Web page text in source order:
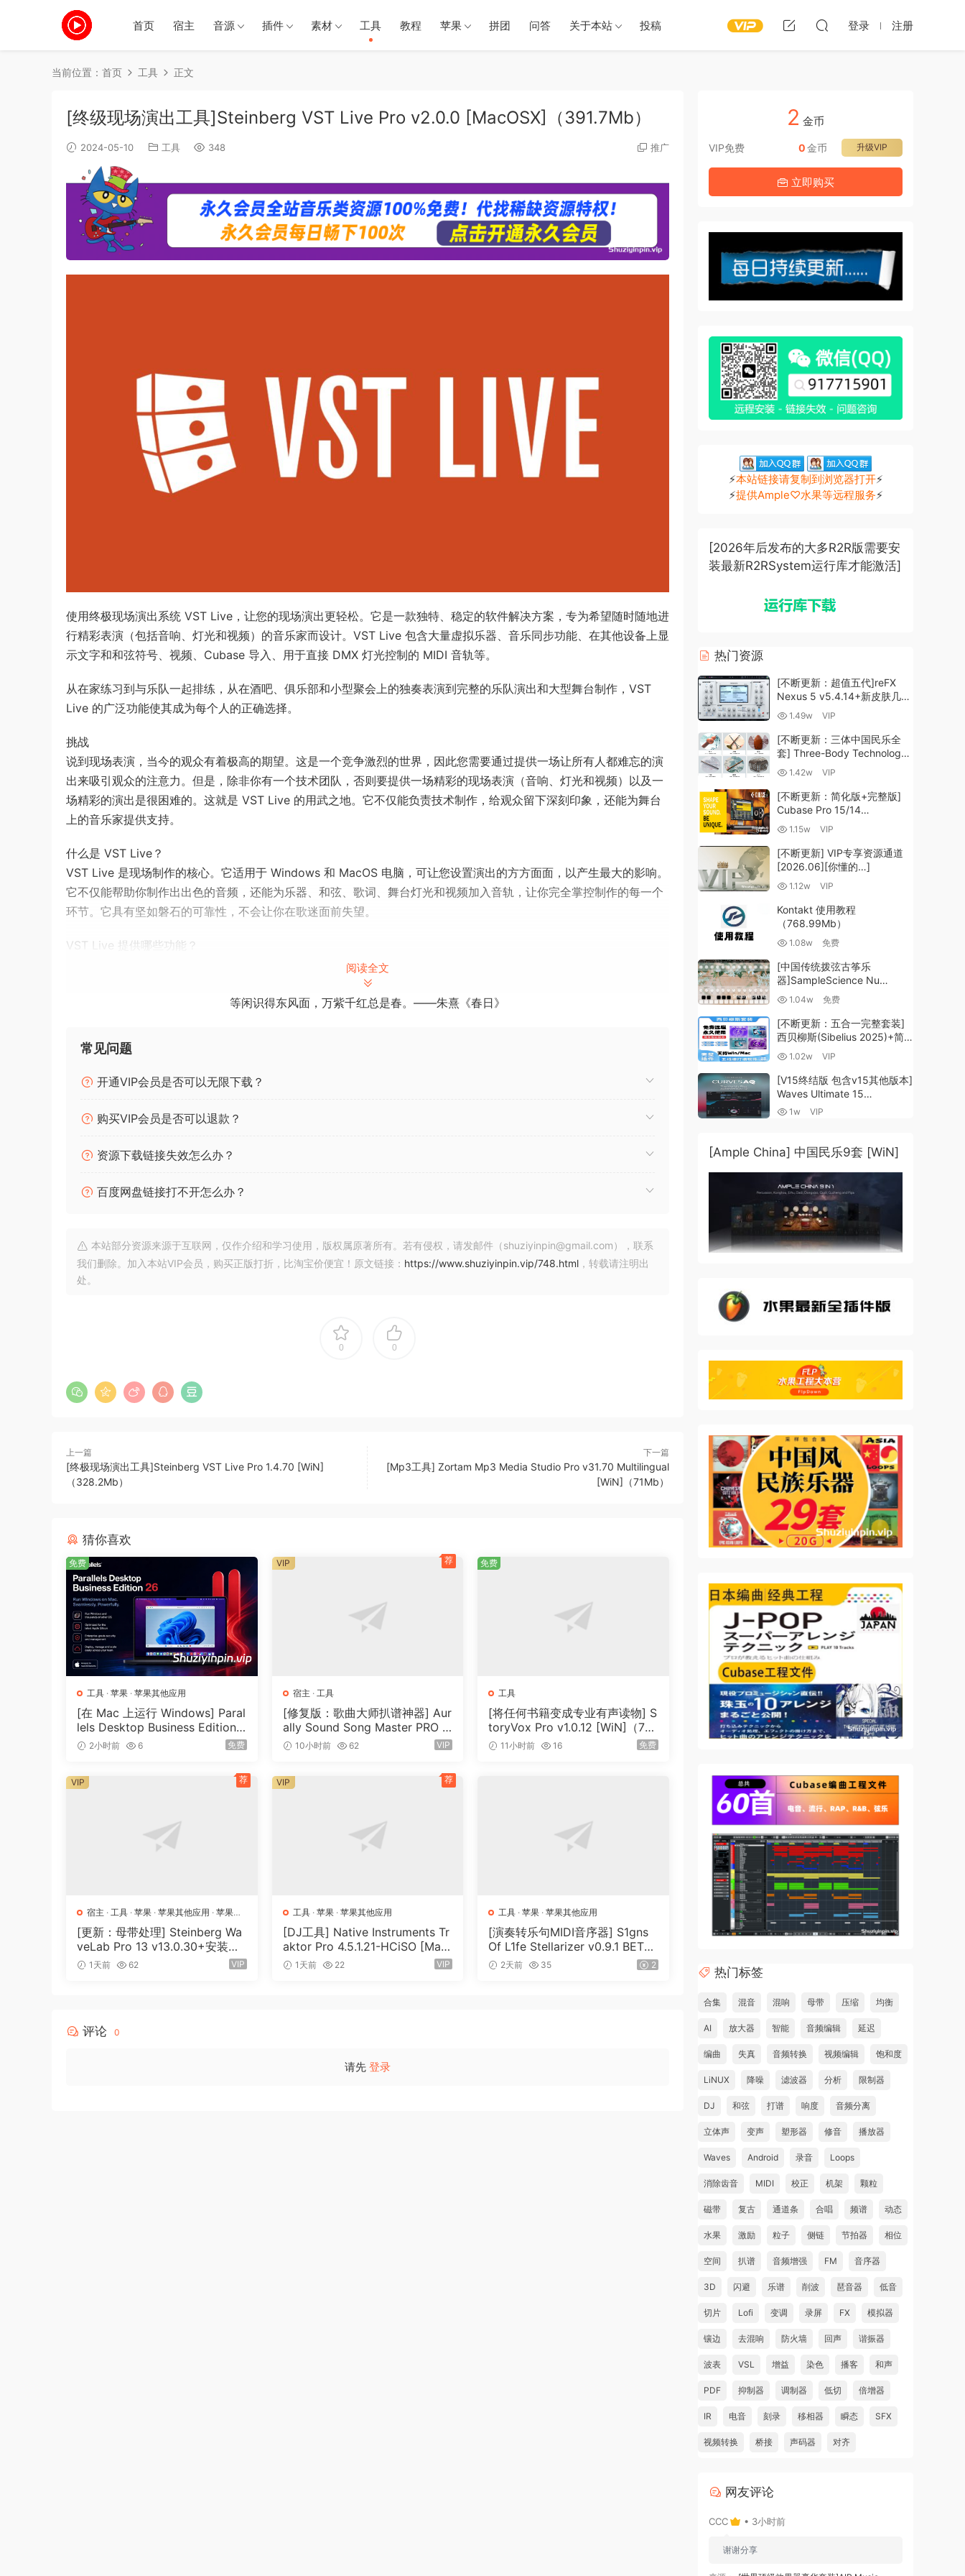
首页 宿主 音源 插件 素材 工具 教程 苹果 拼团 问答 关于本站 投稿 登录 注册
当前位置： 首页 工具 正文
[终级现场演出工具]Steinberg VST Live Pro v2.0.0 [MacOSX]（391.7Mb）
2024-05-10 工具 348 推广
使用终极现场演出系统 VST Live，让您的现场演出更轻松。它是一款独特、稳定的软件解决方案，专为希望随时随地进
行精彩表演（包括音响、灯光和视频）的音乐家而设计。VST Live 包含大量虚拟乐器、音乐同步功能、在其他设备上显
示文字和和弦符号、视频、Cubase 导入、用于直接 DMX 灯光控制的 MIDI 音轨等。
从在家练习到与乐队一起排练，从在酒吧、俱乐部和小型聚会上的独奏表演到完整的乐队演出和大型舞台制作，VST
Live 的广泛功能使其成为每个人的正确选择。
挑战
说到现场表演，当今的观众有着极高的期望。这是一个竞争激烈的世界，因此您需要通过提供一场让所有人都难忘的演
出来吸引观众的注意力。但是，除非你有一个技术团队，否则要提供一场精彩的现场表演（音响、灯光和视频）以及一
场精彩的演出是很困难的。这就是 VST Live 的用武之地。它不仅能负责技术制作，给观众留下深刻印象，还能为舞台
上的音乐家提供支持。
什么是 VST Live？
VST Live 是现场制作的核心。它适用于 Windows 和 MacOS 电脑，可让您设置演出的方方面面，以产生最大的影响。
它不仅能帮助你制作出出色的音频，还能为乐器、和弦、歌词、舞台灯光和视频加入音轨，让你完全掌控制作的每一个
环节。它具有坚如磐石的可靠性，不会让你在歌迷面前失望。
VST Live 提供哪些功能？
VST Live 具有让您的歌曲准备好登上舞台所需的所有功能。在音效方面，它包含大量虚拟乐器和集成音序器，并具有同
步功能，能使每一个节拍和小节都紧跟时间。您还可以在其他设备上显示歌曲文本和和弦符号，让每个人都能 “同台演
唱”。当然，灯光和视频需要与音乐紧密结合，因此 VST Live 允许同步灯光，并根据需要提供尽可能多的视频轨道，确
适用于所有情况的解决方案
无论您的演出规模有多大，即使您不需要同步视频、灯光或为鼓手提供点击音轨，VST Live 都拥有如此全面的功能集，
Steinberg VST Live Pro 1.4.0 MacOSX-V.R| Date: 2023.12 | Size: 391.7 MB
Make your live easier with VST Live, the ultimate live performance system. A unique, stable software solution,
are. VST Live comes with a vast array of virtual instruments, sync features for your music, text and chord
more.
From practicing at home to rehearsing with your band; from solo shows in bars, clubs and at small parties to
out there, so you need to capture the attention of a crowd by delivering a show that everyone will remember.
But, unless you have a technical crew, delivering a great live show (sound, lights and video) as well as a great
What is VST Live?
audio production, you can include tracks for instruments, chords, lyrics, stage lighting and videos, staying in
complete control of every part of your production. And with its rock-solid reliability, it won’t let you down in
front of your fans.
What does VST Live offer?
VST Live has all the functions needed to get your songs ready for the stage. For your sound it includes a vast
array of virtual instruments and an integrated sequencer, with synchronization features to keep every beat
and bar tightly in time. You can also display song text and chord symbols on other devices, so everybody is
literally “singing from the same sheet.” Of course, your lights and video need to be very tightly integrated with
the music, so VST Live allows synchronization of lights and offers as many video tracks as you need, ensuring
that everything happens at the precise moment it should.
Whatever the size of your show, even if you don’t need to synchronize video, lighting or give your drummer a
阅读全文
等闲识得东风面，万紫千红总是春。——朱熹《春日》
常见问题
开通VIP会员是否可以无限下载？
购买VIP会员是否可以退款？
资源下载链接失效怎么办？
百度网盘链接打不开怎么办？
本站部分资源来源于互联网，仅作介绍和学习使用，版权属原著所有。若有侵权，请发邮件（shuziyinpin@gmail.com），联系
我们删除。加入本站VIP会员，购买正版打折，比淘宝价便宜！原文链接： https://www.shuziyinpin.vip/748.html ，转载请注明出
处。
0 0
上一篇
[终极现场演出工具]Steinberg VST Live Pro 1.4.70 [WiN]
（328.2Mb）
下一篇
[Mp3工具] Zortam Mp3 Media Studio Pro v31.70 Multilingual
[WiN]（71Mb）
猜你喜欢
工具 · 苹果 · 苹果其他应用
[在 Mac 上运行 Windows] Paral
lels Desktop Business Edition
26.4.1.57516-ATB [MacOSX]（1
2小时前 6 免费
免费
宿主 · 工具
[修复版：歌曲大师扒谱神器] Aur
ally Sound Song Master PRO v
5.0.02 REV 1 [WiN]（355MB）
10小时前 62 VIP
VIP 荐
工具
[将任何书籍变成专业有声读物] S
toryVox Pro v1.0.12 [WiN]（72
0MB）
11小时前 16 免费
免费
宿主 · 工具 · 苹果 · 苹果其他应用 · 苹果宿
主
[更新：母带处理] Steinberg Wa
veLab Pro 13 v13.0.30+安装方
法 [WiN, MacOSX]（285.6MB
1天前 62 VIP
VIP 荐
工具· 苹果· 苹果其他应用
[DJ工具] Native Instruments Tr
aktor Pro 4.5.1.21-HCiSO [Mac
OSX]（402.83MB）
1天前 22 VIP
VIP 荐
工具 ·苹果 ·苹果其他应用
[演奏转乐句MIDI音序器] S1gns
Of L1fe Stellarizer v0.9.1 BETA-
ARCADiA [WiN, MacOSX]（22
2天前 35 2
评论 0
请先 登录
2 金币
VIP免费 升级VIP
0金币
立即购买
⚡本站链接请复制到浏览器打开⚡
⚡提供Ample♡水果等远程服务⚡
[2026年后发布的大多R2R版需要安
装最新R2RSystem运行库才能激活]
热门资源
[不断更新：超值五代]reFX
Nexus 5 v5.4.14+新皮肤几十
套+原厂+全套扩展+教程
1.49w VIP
[不断更新：三体中国民乐全
套] Three-Body Technology-
R2R [WiN, MacOSX]
1.42w VIP
[不断更新：简化版+完整版]
Cubase Pro 15/14
VR/R2R/U2B+原厂音源+插件
MacOSX]（704.0MB+）
1.15w VIP
[不断更新] VIP专享资源通道
[2026.06][你懂的…]
1.12w VIP
Kontakt 使用教程
（768.99Mb）
1.08w 免费
[中国传统拨弦古筝乐
器]SampleScience Nu
Guzheng v2.0 x64 VST
VST3 AU DECENT SAMPLER
[WiN, MacOSX]（158MB)
1.04w 免费
[不断更新：五合一完整套装]
西贝柳斯(Sibelius 2025)+简
谱插件V8+图片识别+音频识别
MacOSX]（80.48GB+）
1.02w VIP
[V15终结版 包含v15其他版本]
Waves Ultimate 15
v25.05.27+一键安装版+安装
（4.1GB+10.2GB+9.6GB）
1w VIP
[Ample China] 中国民乐9套 [WiN]
热门标签
合集 混音 混响 母带 压缩 均衡
AI 放大器 智能 音频编辑 延迟
编曲 失真 音频转换 视频编辑 饱和度
LiNUX 降噪 滤波器 分析 限制器
DJ 和弦 打谱 响度 音频分离
立体声 变声 塑形器 修音 播放器
Waves Android 录音 Loops
消除齿音 MIDI 校正 机架 颗粒
磁带 复古 通道条 合唱 频谱 动态
水果 激励 粒子 侧链 节拍器 相位
空间 扒谱 音频增强 FM 音序器
3D 闪避 乐谱 削波 琶音器 低音
切片 Lofi 变调 录屏 FX 模拟器
镶边 去混响 防火墙 回声 谐振器
波表 VSL 增益 染色 播客 和声
PDF 抑制器 调制器 低切 倍增器
IR 电音 刻录 移相器 瞬态 SFX
视频转换 桥接 声码器 对齐
网友评论
CCC • 3小时前
谢谢分享